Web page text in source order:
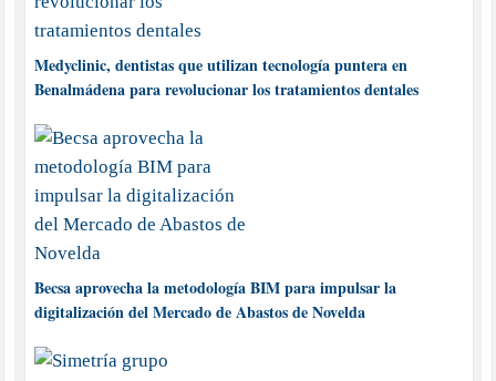
Medyclinic, dentistas que utilizan tecnología puntera en
Benalmádena para revolucionar los tratamientos dentales
Becsa aprovecha la metodología BIM para impulsar la
digitalización del Mercado de Abastos de Novelda